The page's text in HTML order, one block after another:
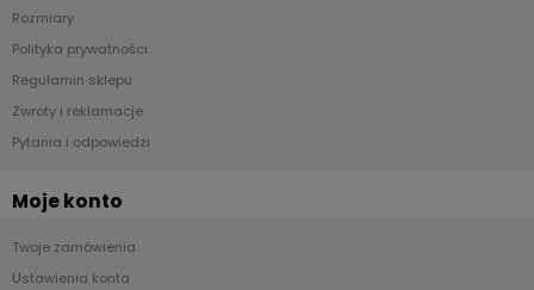
Rozmiary
Polityka prywatności
Regulamin sklepu
Zwroty i reklamacje
Pytania i odpowiedzi
Moje konto
Twoje zamówienia
Ustawienia konta